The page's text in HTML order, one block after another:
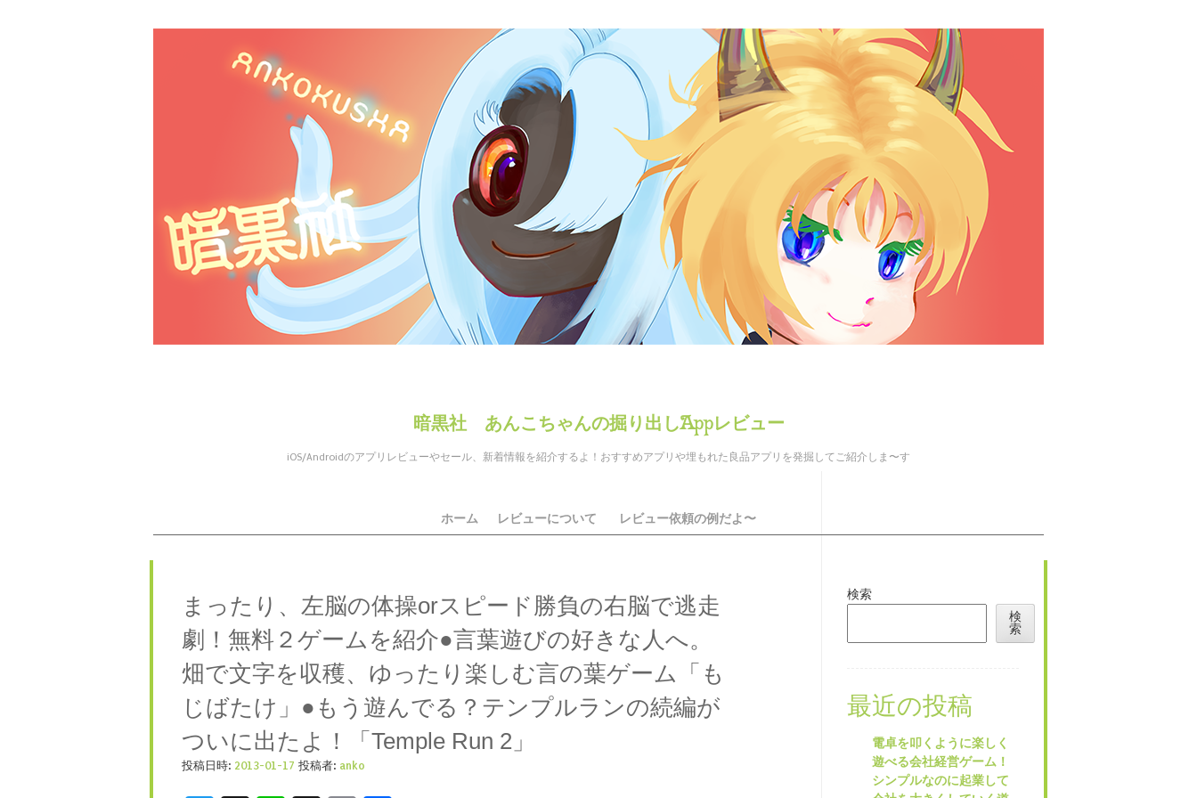
暗黒社 あんこちゃんの掘り出しAppレビュー
iOS/Androidのアプリレビューやセール、新着情報を紹介するよ！おすすめアプリや埋もれた良品アプリを発掘してご紹介しま〜す
メニュー ホーム レビューについて レビュー依頼の例だよ〜
まったり、左脳の体操orスピード勝負の右脳で逃走
劇！無料２ゲームを紹介●言葉遊びの好きな人へ。
畑で文字を収穫、ゆったり楽しむ言の葉ゲーム「も
じばたけ」●もう遊んでる？テンプルランの続編が
ついに出たよ！「Temple Run 2」
投稿日時: 2013-01-17 投稿者: anko
検索
検
索
最近の投稿
電卓を叩くように楽しく
遊べる会社経営ゲーム！
シンプルなのに起業して